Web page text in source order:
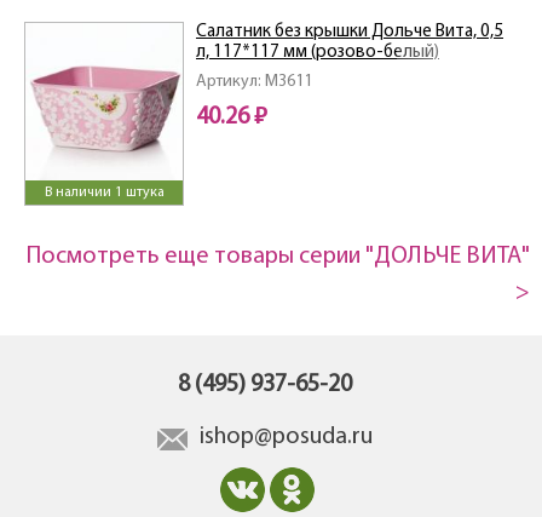
В наличии 1 штука
Артикул: M3611
Салатник без крышки Дольче Вита, 0,5
л, 117*117 мм (розово-белый)
40.26 ₽
Посмотреть еще товары серии "ДОЛЬЧЕ ВИТА"
>
8 (495) 937-65-20
ishop@posuda.ru